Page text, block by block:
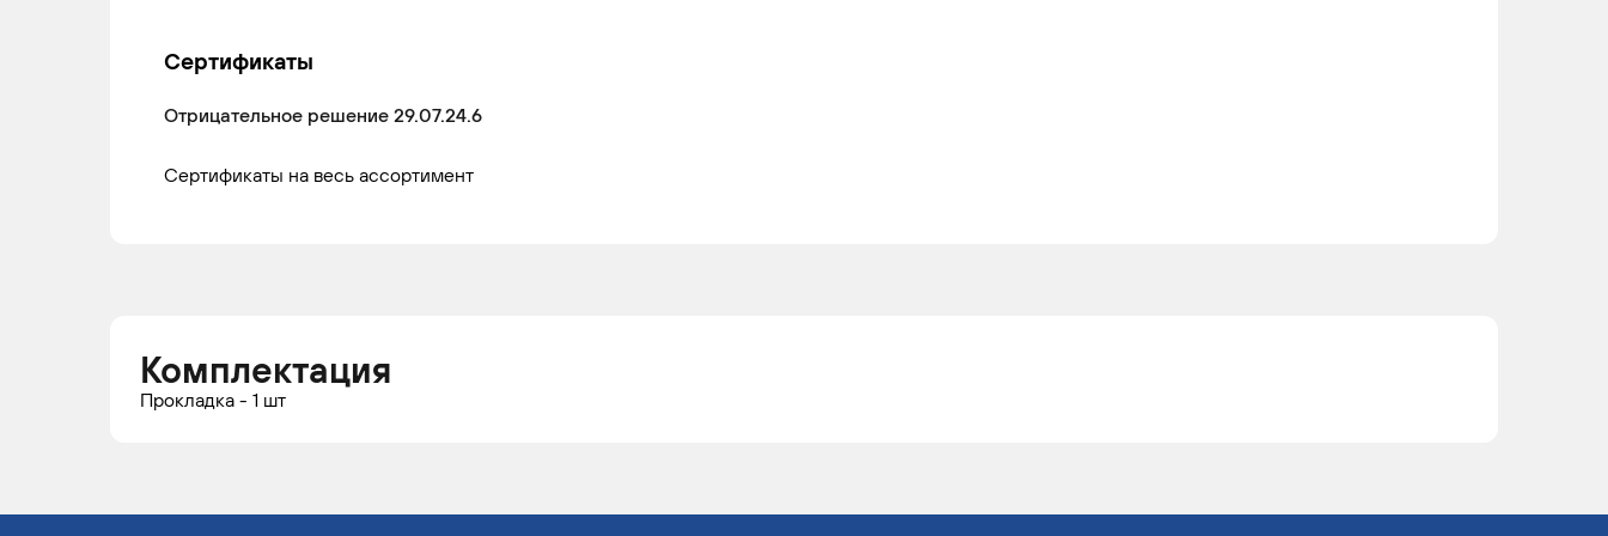
Сертификаты
Отрицательное решение 29.07.24.6
Сертификаты на весь ассортимент
Комплектация
Прокладка - 1 шт